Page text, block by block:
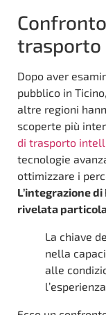
trasporto
Dopo aver
pubblico in
altre regioni
scoperte più
di trasporto
tecnologie
ottimizzare i
L’integrazione
rivelata
La chiave
nella
alle